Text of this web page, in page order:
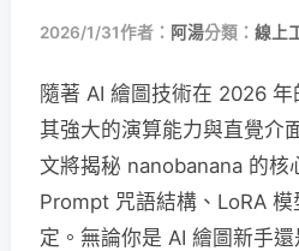
2026/1/31作者： 阿湯分類： 線上
隨著 AI 繪圖技術在 2026
其強大的演算能力與直覺介
文將揭秘 nanobanana 的核
Prompt 咒語結構、LoRA
定。無論你是 AI 繪圖新手